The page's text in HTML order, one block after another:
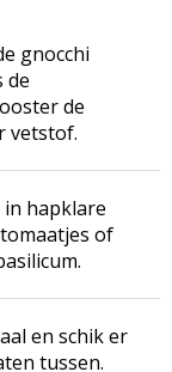
gnocchi
de
de
vetstof.
hapklare
of
en schik er
tussen.